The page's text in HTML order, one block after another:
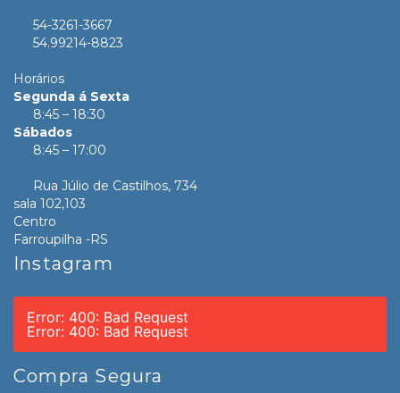
54-3261-3667
54.99214-8823
Horários
Segunda á Sexta
8:45 – 18:30
Sábados
8:45 – 17:00
Rua Júlio de Castilhos, 734
sala 102,103
Centro
Farroupilha -RS
Instagram
Error: 400: Bad Request
Error: 400: Bad Request
Compra Segura